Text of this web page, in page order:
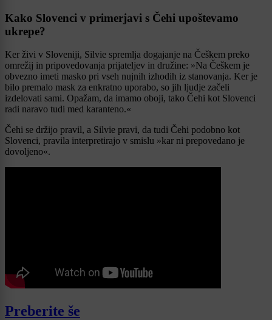
Kako Slovenci v primerjavi s Čehi upoštevamo
ukrepe?
Ker živi v Sloveniji, Silvie spremlja dogajanje na Češkem preko
omrežij in pripovedovanja prijateljev in družine: »Na Češkem je
obvezno imeti masko pri vseh nujnih izhodih iz stanovanja. Ker je
bilo premalo mask za enkratno uporabo, so jih ljudje začeli
izdelovati sami. Opažam, da imamo oboji, tako Čehi kot Slovenci
radi naravo tudi med karanteno.«
Čehi se držijo pravil, a Silvie pravi, da tudi Čehi podobno kot
Slovenci, pravila interpretirajo v smislu »kar ni prepovedano je
dovoljeno«.
Preberite še